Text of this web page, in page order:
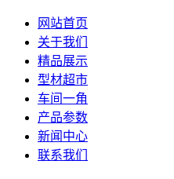
网站首页
关于我们
精品展示
型材超市
车间一角
产品参数
新闻中心
联系我们